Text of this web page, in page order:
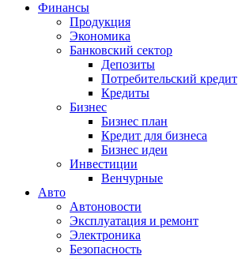
Финансы
Продукция
Экономика
Банковский сектор
Депозиты
Потребительский кредит
Кредиты
Бизнес
Бизнес план
Кредит для бизнеса
Бизнес идеи
Инвестиции
Венчурные
Авто
Автоновости
Эксплуатация и ремонт
Электроника
Безопасность